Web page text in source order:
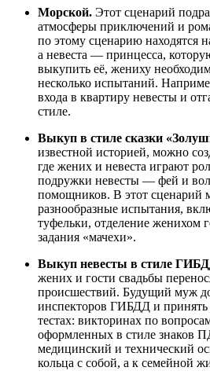
Морской. Этот сценарий
атмосферы приключений и
по этому сценарию находятся
а невеста — принцесса,
выкупить её, жениху
несколько испытаний.
входа в квартиру невесты и
стиле.
Выкуп в стиле сказки
известной историей, можно
где жених и невеста играют
подружки невесты — фей и
помощников. В этот сценарий
разнообразные испытания,
туфельки, отделение женихом
задания «мачехи».
Выкуп невесты в стиле
жених и гости свадьбы
происшествий. Будущий муж
инспекторов ГИБДД и принять
тестах: викторинах по
оформленных в стиле знаков
медицинский и технический
кольца с собой, а к семейной